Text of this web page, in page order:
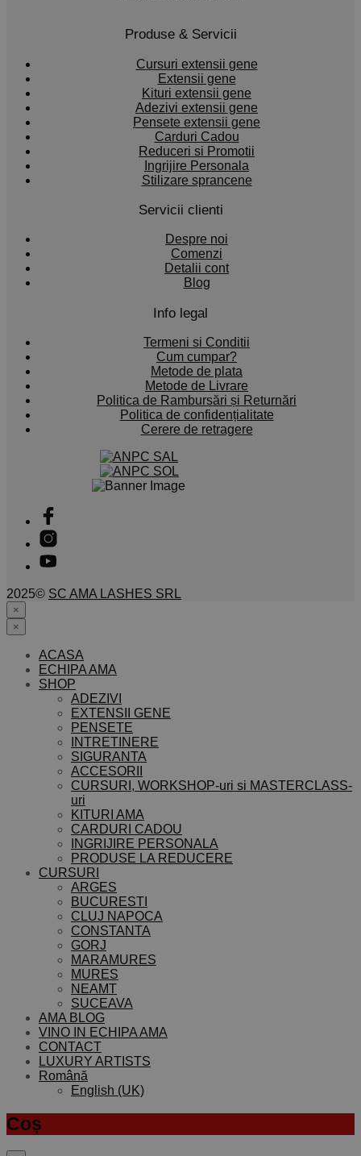
Produse & Servicii
Cursuri extensii gene
Extensii gene
Kituri extensii gene
Adezivi extensii gene
Pensete extensii gene
Carduri Cadou
Reduceri si Promotii
Ingrijire Personala
Stilizare sprancene
Servicii clienti
Despre noi
Comenzi
Detalii cont
Blog
Info legal
Termeni si Conditii
Cum cumpar?
Metode de plata
Metode de Livrare
Politica de Rambursări și Returnări
Politica de confidențialitate
Cerere de retragere
2025© SC AMA LASHES SRL
×
×
ACASA
ECHIPA AMA
SHOP
ADEZIVI
EXTENSII GENE
PENSETE
INTRETINERE
SIGURANTA
ACCESORII
CURSURI, WORKSHOP-uri si MASTERCLASS-
uri
KITURI AMA
CARDURI CADOU
INGRIJIRE PERSONALA
PRODUSE LA REDUCERE
CURSURI
ARGES
BUCURESTI
CLUJ NAPOCA
CONSTANTA
GORJ
MARAMURES
MURES
NEAMT
SUCEAVA
AMA BLOG
VINO IN ECHIPA AMA
CONTACT
LUXURY ARTISTS
Română
English (UK)
Coș